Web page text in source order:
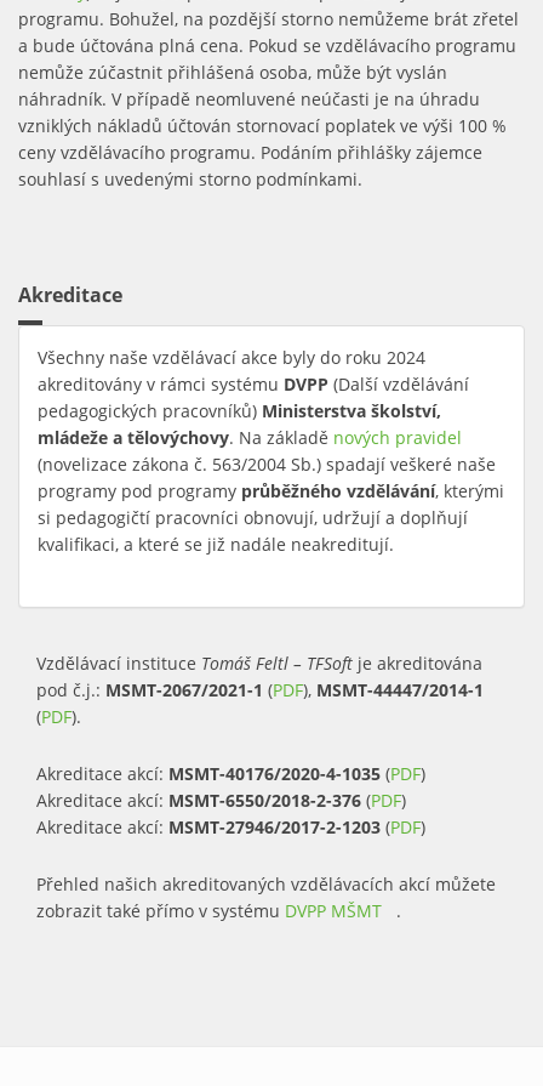
programu. Bohužel, na pozdější storno nemůžeme brát zřetel
a bude účtována plná cena. Pokud se vzdělávacího programu
nemůže zúčastnit přihlášená osoba, může být vyslán
náhradník. V případě neomluvené neúčasti je na úhradu
vzniklých nákladů účtován stornovací poplatek ve výši 100 %
ceny vzdělávacího programu. Podáním přihlášky zájemce
souhlasí s uvedenými storno podmínkami.
Akreditace
Všechny naše vzdělávací akce byly do roku 2024
akreditovány v rámci systému DVPP (Další vzdělávání
pedagogických pracovníků) Ministerstva školství,
mládeže a tělovýchovy. Na základě nových pravidel
external)
(novelizace zákona č. 563/2004 Sb.) spadají veškeré naše
programy pod programy průběžného vzdělávání, kterými
si pedagogičtí pracovníci obnovují, udržují a doplňují
kvalifikaci, a které se již nadále neakreditují.
Vzdělávací instituce Tomáš Feltl – TFSoft je akreditována
pod č.j.: MSMT-2067/2021-1 (PDF), MSMT-44447/2014-1
(PDF).
Akreditace akcí: MSMT-40176/2020-4-1035 (PDF)
Akreditace akcí: MSMT-6550/2018-2-376 (PDF)
Akreditace akcí: MSMT-27946/2017-2-1203 (PDF)
Přehled našich akreditovaných vzdělávacích akcí můžete
zobrazit také přímo v systému DVPP MŠMT (link is external)
.